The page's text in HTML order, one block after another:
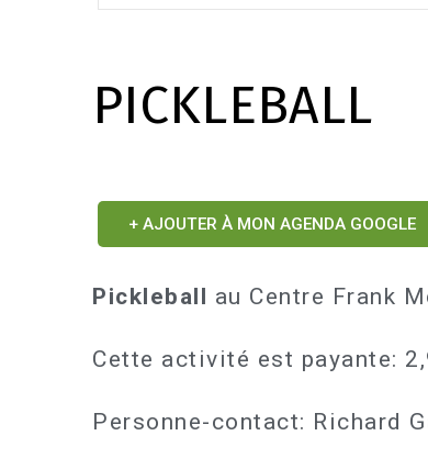
PICKLEBALL
+ AJOUTER À MON AGENDA GOOGLE
Pickleball au Centre Frank
Cette activité est payante:
Personne-contact: Richard